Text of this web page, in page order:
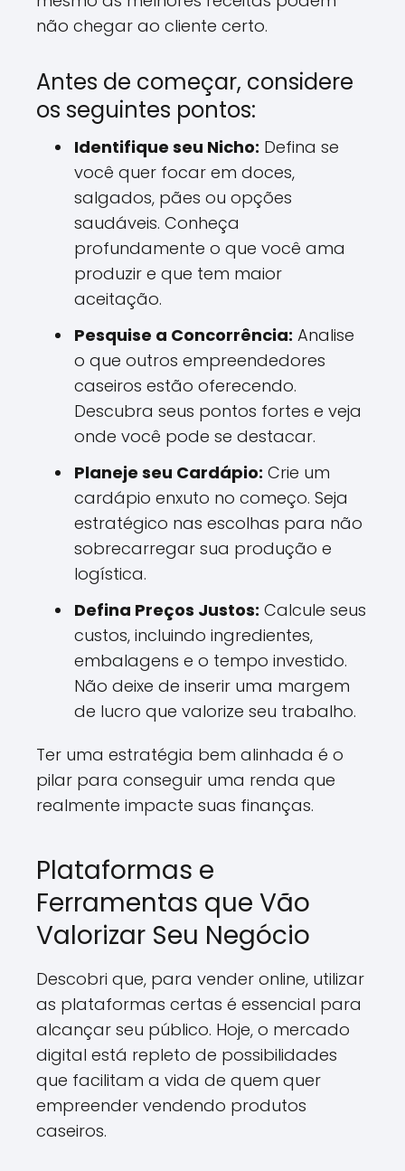
não chegar ao cliente certo.
Antes de começar, considere
os seguintes pontos:
Identifique seu Nicho: Defina se
você quer focar em doces,
salgados, pães ou opções
saudáveis. Conheça
profundamente o que você ama
produzir e que tem maior
aceitação.
Pesquise a Concorrência: Analise
o que outros empreendedores
caseiros estão oferecendo.
Descubra seus pontos fortes e veja
onde você pode se destacar.
Planeje seu Cardápio: Crie um
cardápio enxuto no começo. Seja
estratégico nas escolhas para não
sobrecarregar sua produção e
logística.
Defina Preços Justos: Calcule seus
custos, incluindo ingredientes,
embalagens e o tempo investido.
Não deixe de inserir uma margem
de lucro que valorize seu trabalho.
Ter uma estratégia bem alinhada é o
pilar para conseguir uma renda que
realmente impacte suas finanças.
Plataformas e
Ferramentas que Vão
Valorizar Seu Negócio
Descobri que, para vender online, utilizar
as plataformas certas é essencial para
alcançar seu público. Hoje, o mercado
digital está repleto de possibilidades
que facilitam a vida de quem quer
empreender vendendo produtos
caseiros.